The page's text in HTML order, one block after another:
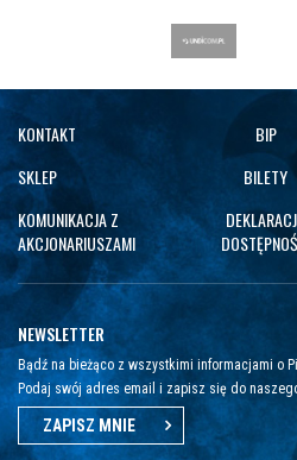
KONTAKT BIP
SKLEP
BILETY
KOMUNIKACJA Z
AKCJONARIUSZAMI
NEWSLETTER
Bądź na bieżąco z wszystkimi informacjami o
Podaj swój adres email i zapisz się do
ZAPISZ MNIE